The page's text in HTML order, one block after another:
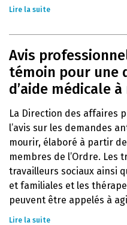
Lire la suite
Avis
témoin pour une
d’aide médicale
La Direction des affaires
l’avis sur les demandes
mourir, élaboré à partir
membres de l’Ordre. Les
travailleurs sociaux ainsi
et familiales et les
peuvent être appelés à
Lire la suite